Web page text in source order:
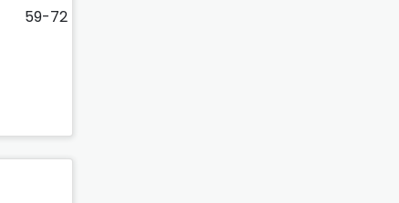
59-72